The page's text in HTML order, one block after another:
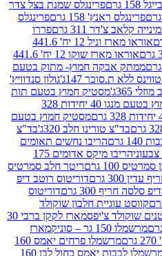
פרינגלס שמנת בצל צדר
158 גרם
פרינגלס
גרם
פררו
אוראו מארז וניל 12 יח' 441.6
אוראו מארז שוקו 12 יח' 441.6
חמוץ- מתוק בטעם
147ג'
גולון סנדוויץ'
מסטיק חמוץ בטעם תות
מסטיק חמוץ בטעם מנגו 40 יחידות 328
מסטיק חמוץ בטעם
חלב 320ג'
בד"צ
הריבו נחשים תאומים
הריבו מיקס אדומים 175
ריטר חלב סמרטיס
דוריטוס רוטב דיפ
גרם
דוריטוס
חלבון שוקולד
צ'יפס
מארז לקקן ברבי 30
מארז
מרשמלו פרחים יאמס 160
מרשמלו לבבות יאמס כחול לבן 160